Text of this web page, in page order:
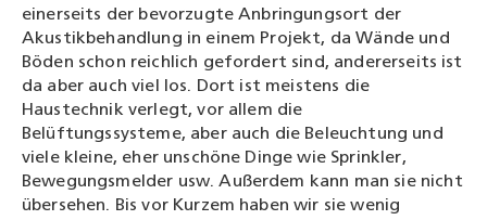
einerseits der bevorzugte Anbringungsort der
Akustikbehandlung in einem Projekt, da Wände und
Böden schon reichlich gefordert sind, andererseits ist
da aber auch viel los. Dort ist meistens die
Haustechnik verlegt, vor allem die
Belüftungssysteme, aber auch die Beleuchtung und
viele kleine, eher unschöne Dinge wie Sprinkler,
Bewegungsmelder usw. Außerdem kann man sie nicht
übersehen. Bis vor Kurzem haben wir sie wenig